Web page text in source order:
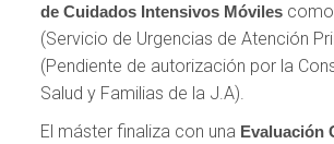
de Cuidados Intensivos Móviles
(Servicio de Urgencias de Atención
(Pendiente de autorización por la
Salud y Familias de la J.A).
El máster finaliza con una Evaluación